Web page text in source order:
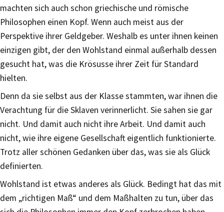
machten sich auch schon griechische und römische
Philosophen einen Kopf. Wenn auch meist aus der
Perspektive ihrer Geldgeber. Weshalb es unter ihnen keinen
einzigen gibt, der den Wohlstand einmal außerhalb dessen
gesucht hat, was die Krösusse ihrer Zeit für Standard
hielten.
Denn da sie selbst aus der Klasse stammten, war ihnen die
Verachtung für die Sklaven verinnerlicht. Sie sahen sie gar
nicht. Und damit auch nicht ihre Arbeit. Und damit auch
nicht, wie ihre eigene Gesellschaft eigentlich funktionierte.
Trotz aller schönen Gedanken über das, was sie als Glück
definierten.
Wohlstand ist etwas anderes als Glück. Bedingt hat das mit
dem „richtigen Maß“ und dem Maßhalten zu tun, über das